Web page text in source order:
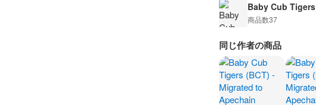
Baby Cub Tigers
商品数37
同じ作者の商品